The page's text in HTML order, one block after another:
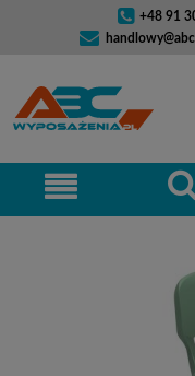
+48 91